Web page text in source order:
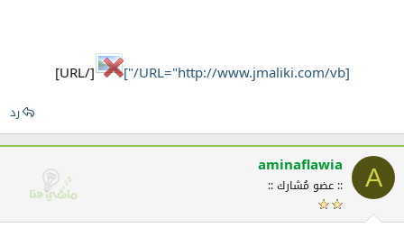
[URL="http://www.jmaliki.com/vb/"]
[/URL]​
رد
A
aminaflawia
:: عضو مُشارك ::